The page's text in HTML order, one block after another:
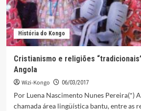
História do Kongo
Cristianismo e religiões
Angola
Wizi-Kongo 06/03/2017
Por Luena Nascimento Nunes Pereira(*)
chamada área lingüística bantu, entre as